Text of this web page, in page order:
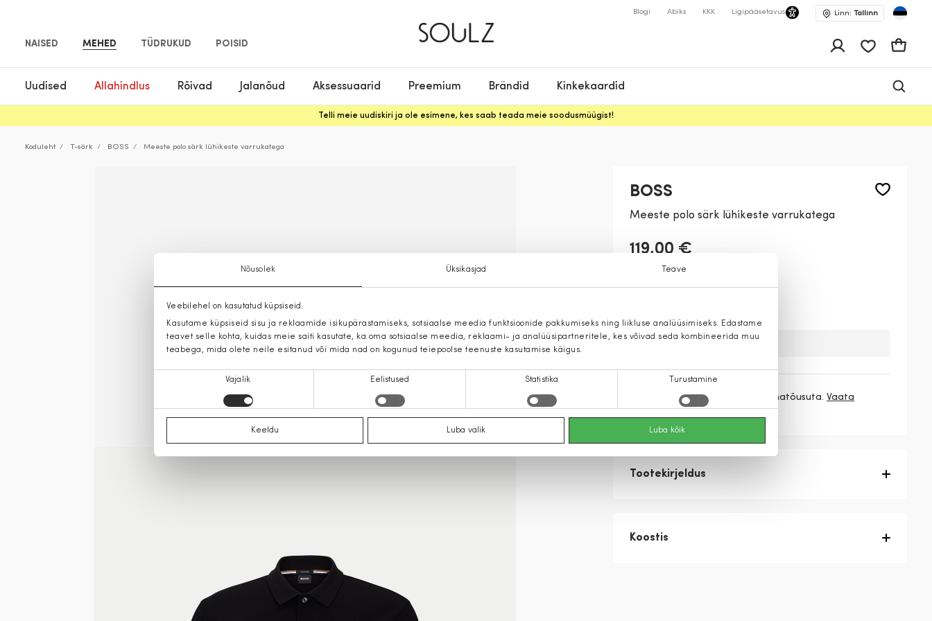
Nõusolek Üksikasjad Teave
Veebilehel on kasutatud küpsiseid.
Kasutame küpsiseid sisu ja reklaamide isikupärastamiseks, sotsiaalse meedia funktsioonide pakkumiseks ning liikluse analüüsimiseks. Edastame
teavet selle kohta, kuidas meie saiti kasutate, ka oma sotsiaalse meedia, reklaami- ja analüüsipartneritele, kes võivad seda kombineerida muu
teabega, mida olete neile esitanud või mida nad on kogunud teiepoolse teenuste kasutamise käigus.
Vajalik Eelistused Statistika Turustamine
Keeldu Luba valik Luba kõik
NAISED MEHED TÜDRUKUD POISID
Blogi Abiks KKK Ligipääsetavus Linn: Tallinn
Uudised Allahindlus Rõivad Jalanõud Aksessuaarid Preemium Brändid Kinkekaardid
Telli meie uudiskiri ja ole esimene, kes saab teada meie soodusmüügist!
Koduleht T-särk BOSS Meeste polo särk lühikeste varrukatega
BOSS
Meeste polo särk lühikeste varrukatega
119,00 €
39,67 € / kuu ilma hinnatõusuta. Vaata
rohkem
Tootekirjeldus
Koostis